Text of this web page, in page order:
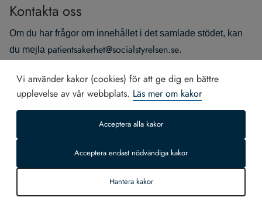
Vi använder kakor (cookies) för att ge dig en bättre
upplevelse av vår webbplats. Läs mer om kakor
Acceptera alla kakor
Acceptera endast nödvändiga kakor
Hantera kakor
Kontakta oss
Om du har frågor om innehållet i det samlade stödet, kan
du mejla patientsakerhet@socialstyrelsen.se.
socialstyrelsen@socialstyrelsen.se.
Du kan också ringa vår växel på telefon 075‑247 30 00.